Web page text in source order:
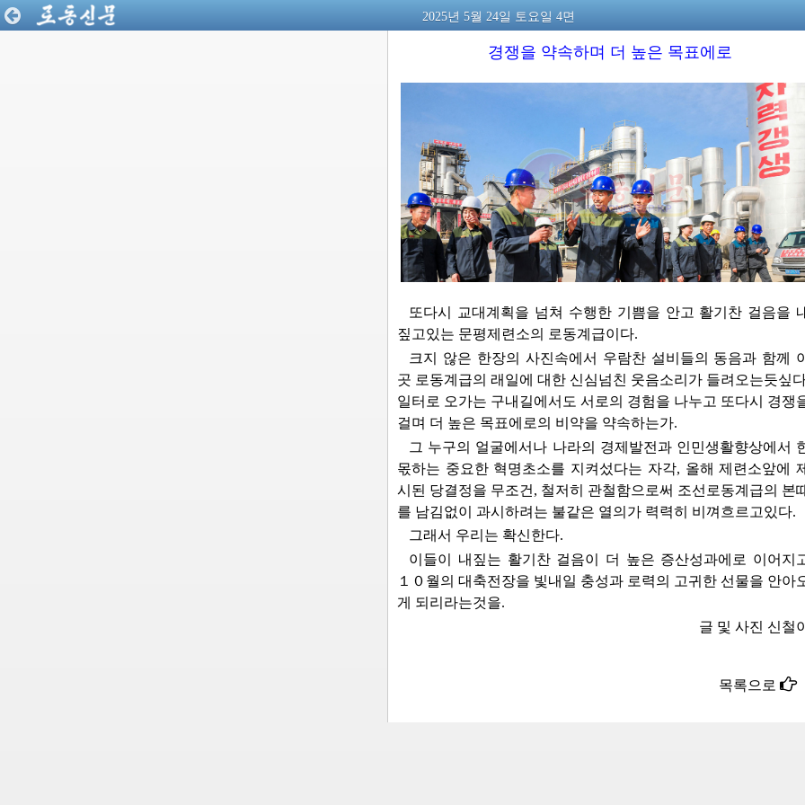
2025년 5월 24일 토요일 4면
경쟁을 약속하며 더 높은 목표에로
또다시 교대계획을 넘쳐 수행한 기쁨을 안고 활기찬 걸음을
짚고있는 문평제련소의 로동계급이다.
크지 않은 한장의 사진속에서 우람찬 설비들의 동음과 함께 이
곳 로동계급의 래일에 대한 신심넘친 웃음소리가 들려오는듯싶
일터로 오가는 구내길에서도 서로의 경험을 나누고 또다시 경쟁
걸며 더 높은 목표에로의 비약을 약속하는가.
그 누구의 얼굴에서나 나라의 경제발전과 인민생활향상에서
몫하는 중요한 혁명초소를 지켜섰다는 자각, 올해 제련소앞에 제
시된 당결정을 무조건, 철저히 관철함으로써 조선로동계급의 본
를 남김없이 과시하려는 불같은 열의가 력력히 비껴흐르고있다.
그래서 우리는 확신한다.
이들이 내짚는 활기찬 걸음이 더 높은 증산성과에로 이어지
１０월의 대축전장을 빛내일 충성과 로력의 고귀한 선물을 안아
게 되리라는것을.
글 및 사진 신철이
목록으로